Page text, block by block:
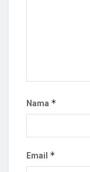
Nama *
Email *